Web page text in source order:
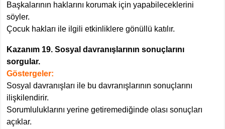
Başkalarının haklarını korumak için yapabileceklerini
söyler.
Çocuk hakları ile ilgili etkinliklere gönüllü katılır.
Kazanım 19. Sosyal davranışlarının sonuçlarını
sorgular.
Göstergeler:
Sosyal davranışları ile bu davranışlarının sonuçlarını
ilişkilendirir.
Sorumluluklarını yerine getiremediğinde olası sonuçları
açıklar.